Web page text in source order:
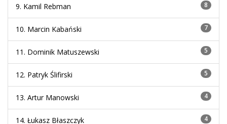
9. Kamil Rebman 8
10. Marcin Kabański 7
11. Dominik Matuszewski 5
12. Patryk Ślifirski 5
13. Artur Manowski 4
14. Łukasz Błaszczyk 4